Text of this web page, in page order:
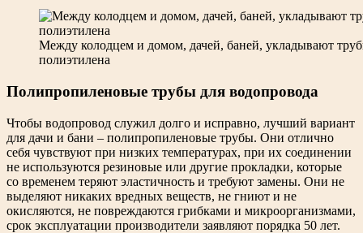
Между колодцем и домом, дачей, баней, укладывают
полиэтилена
Полипропиленовые трубы для водопровода
Чтобы водопровод служил долго и исправно, лучший вариант
для дачи и бани – полипропиленовые трубы. Они отлично
себя чувствуют при низких температурах, при их соединении
не используются резиновые или другие прокладки, которые
со временем теряют эластичность и требуют замены. Они не
выделяют никаких вредных веществ, не гниют и не
окисляются, не повреждаются грибками и микроорганизмами,
срок эксплуатации производители заявляют порядка 50 лет.